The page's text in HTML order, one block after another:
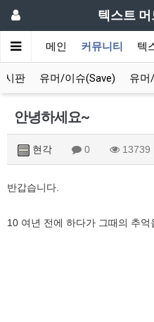
텍스트 머
메인 커뮤니티 텍
시판 유머/이슈(Save) 유머
안녕하세요~
현각 0 13739
반갑습니다.
10 여년 전에 하다가 그때의 추억